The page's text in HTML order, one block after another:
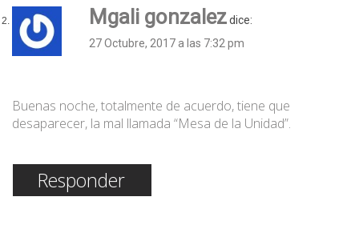
Mgali gonzalezdice:
27 Octubre, 2017 a las 7:32 pm
Buenas noche, totalmente de acuerdo, tiene que
desaparecer, la mal llamada “Mesa de la Unidad”.
Responder